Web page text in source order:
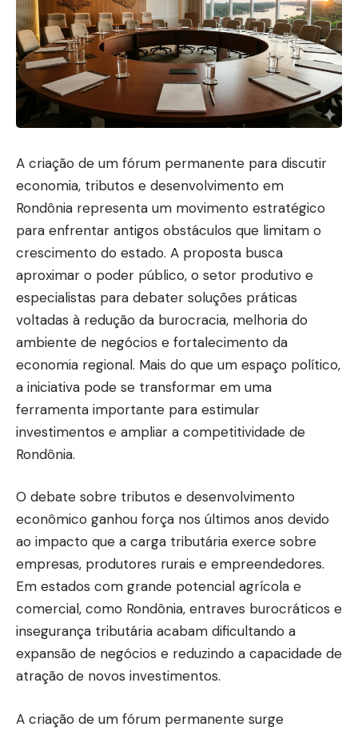
A criação de um fórum permanente para discutir
economia, tributos e desenvolvimento em
Rondônia representa um movimento estratégico
para enfrentar antigos obstáculos que limitam o
crescimento do estado. A proposta busca
aproximar o poder público, o setor produtivo e
especialistas para debater soluções práticas
voltadas à redução da burocracia, melhoria do
ambiente de negócios e fortalecimento da
economia regional. Mais do que um espaço político,
a iniciativa pode se transformar em uma
ferramenta importante para estimular
investimentos e ampliar a competitividade de
Rondônia.
O debate sobre tributos e desenvolvimento
econômico ganhou força nos últimos anos devido
ao impacto que a carga tributária exerce sobre
empresas, produtores rurais e empreendedores.
Em estados com grande potencial agrícola e
comercial, como Rondônia, entraves burocráticos e
insegurança tributária acabam dificultando a
expansão de negócios e reduzindo a capacidade de
atração de novos investimentos.
A criação de um fórum permanente surge